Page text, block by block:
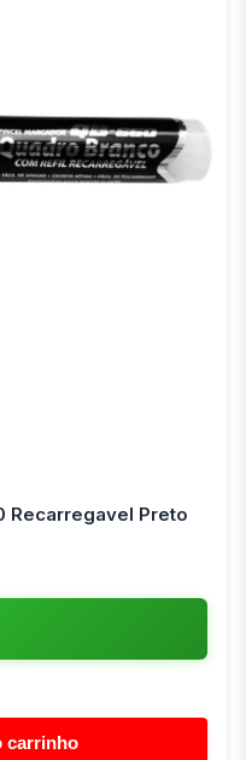
Recarregavel Preto
carrinho